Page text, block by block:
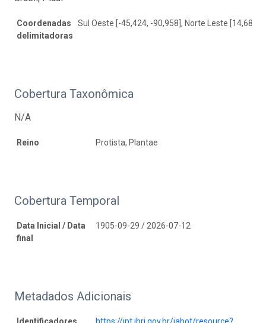
Coordenadas
delimitadoras
Sul Oeste [-45,424, -90,958], Norte Leste [14,683,
Cobertura Taxonômica
N/A
Reino Protista, Plantae
Cobertura Temporal
Data Inicial / Data
final
1905-09-29 / 2026-07-12
Metadados Adicionais